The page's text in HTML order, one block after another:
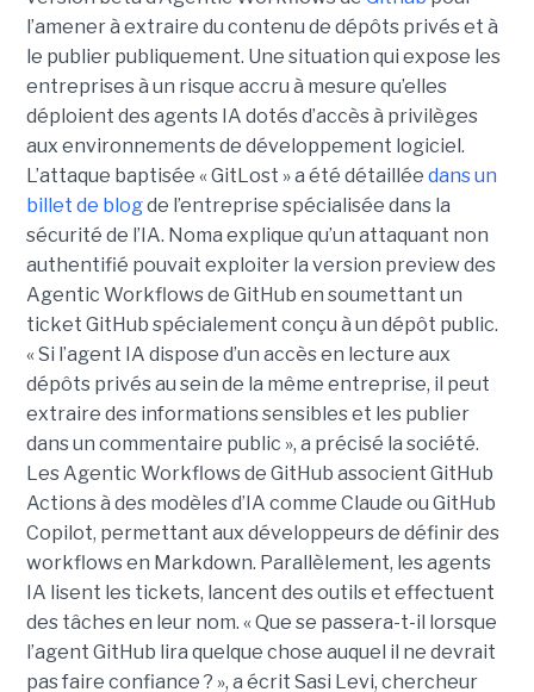
l’amener à extraire du contenu de dépôts privés et à
le publier publiquement. Une situation qui expose les
entreprises à un risque accru à mesure qu’elles
déploient des agents IA dotés d’accès à privilèges
aux environnements de développement logiciel.
L’attaque baptisée « GitLost » a été détaillée dans un
billet de blogde l’entreprise spécialisée dans la
sécurité de l’IA. Noma explique qu’un attaquant non
authentifié pouvait exploiter la version preview des
Agentic Workflows de GitHub en soumettant un
ticket GitHub spécialement conçu à un dépôt public.
« Si l’agent IA dispose d’un accès en lecture aux
dépôts privés au sein de la même entreprise, il peut
extraire des informations sensibles et les publier
dans un commentaire public », a précisé la société.
Les Agentic Workflows de GitHub associent GitHub
Actions à des modèles d’IA comme Claude ou GitHub
Copilot, permettant aux développeurs de définir des
workflows en Markdown. Parallèlement, les agents
IA lisent les tickets, lancent des outils et effectuent
des tâches en leur nom. « Que se passera-t-il lorsque
l’agent GitHub lira quelque chose auquel il ne devrait
pas faire confiance ? », a écrit Sasi Levi, chercheur